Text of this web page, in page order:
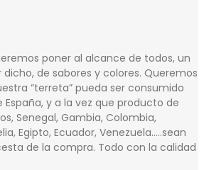
poner al alcance de todos, un
de sabores y colores. Queremos
“terreta” pueda ser consumido
y a la vez que producto de
Senegal, Gambia, Colombia,
Egipto, Ecuador, Venezuela…..sean
de la compra. Todo con la calidad